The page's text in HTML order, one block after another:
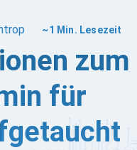
~1 Min. Lesezeit
zum
für